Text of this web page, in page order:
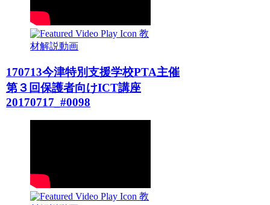
教
材解説動画
170713今津特別支援学校PTA主催
第３回保護者向けICT講座
20170717_#0098
教